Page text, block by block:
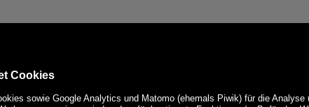
Cookies
sowie Google Analytics und Matomo (ehemals Piwik) für die